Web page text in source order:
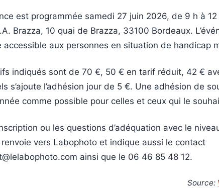
est programmée samedi 27 juin 2026, de 9 h à
Brazza, 10 quai de Brazza, 33100 Bordeaux.
accessible aux personnes en situation de handicap
indiqués sont de 70 €, 50 € en tarif réduit, 42 €
s’ajoute l’adhésion jour de 5 €. Une adhésion de
comme possible pour celles et ceux qui le
ou les questions d’adéquation avec le
renvoie vers Labophoto et indique aussi le contact
ainsi que le 06 46 85 48 12.
Source: